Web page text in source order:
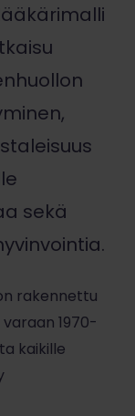
sekä
rakennettu
1970-
kaikille